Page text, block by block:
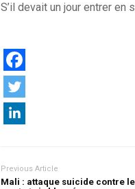
S’il devait un jour entrer
Previous Article
Mali : attaque suicide contre